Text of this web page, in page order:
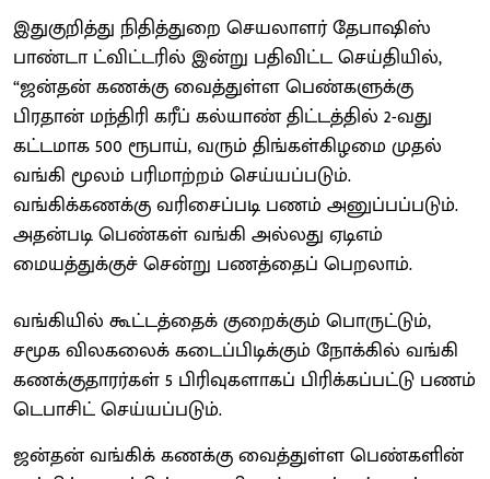
இதுகுறித்து நிதித்துறை செயலாளர் தேபாஷிஸ்
பாண்டா ட்விட்டரில் இன்று பதிவிட்ட செய்தியில்,
“ஜன்தன் கணக்கு வைத்துள்ள பெண்களுக்கு
பிரதான் மந்திரி கரீப் கல்யாண் திட்டத்தில் 2-வது
கட்டமாக 500 ரூபாய், வரும் திங்கள்கிழமை முதல்
வங்கி மூலம் பரிமாற்றம் செய்யப்படும்.
வங்கிக்கணக்கு வரிசைப்படி பணம் அனுப்பப்படும்.
அதன்படி பெண்கள் வங்கி அல்லது ஏடிஎம்
மையத்துக்குச் சென்று பணத்தைப் பெறலாம்.
வங்கியில் கூட்டத்தைக் குறைக்கும் பொருட்டும்,
சமூக விலகலைக் கடைப்பிடிக்கும் நோக்கில் வங்கி
கணக்குதாரர்கள் 5 பிரிவுகளாகப் பிரிக்கப்பட்டு பணம்
டெபாசிட் செய்யப்படும்.
ஜன்தன் வங்கிக் கணக்கு வைத்துள்ள பெண்களின்